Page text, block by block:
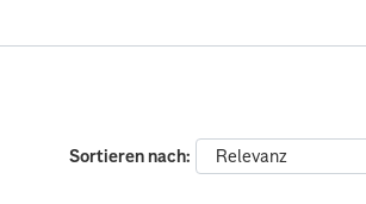
Sortieren nach